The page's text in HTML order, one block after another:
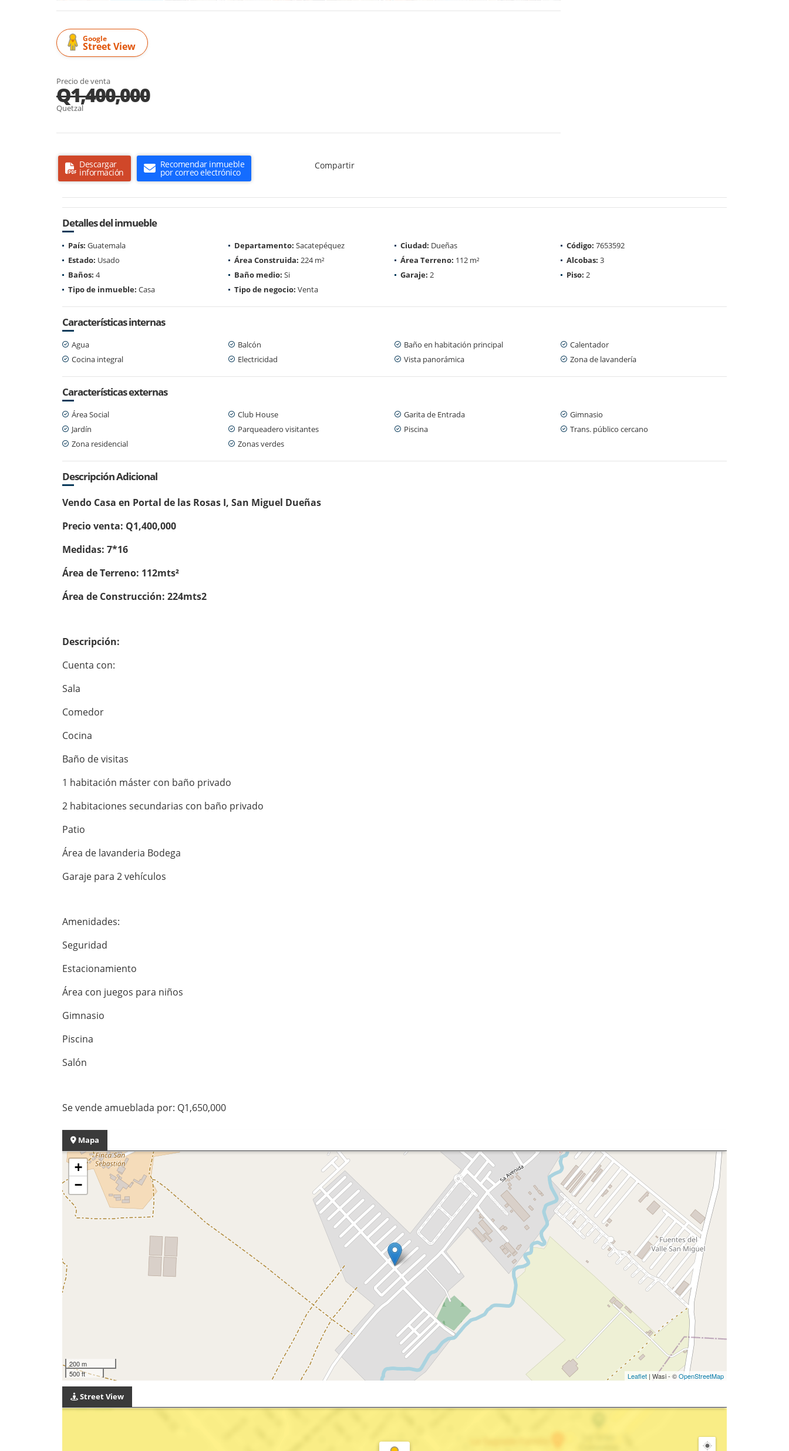
Google
Street View
Precio de venta
Q1,400,000
Quetzal
Descargar
información
Recomendar inmueble
por correo electrónico
Compartir
Detalles del inmueble
País: Guatemala Departamento: Sacatepéquez Ciudad: Dueñas Código: 7653592
Estado: Usado Área Construida: 224 m² Área Terreno: 112 m² Alcobas: 3
Baños: 4 Baño medio: Si Garaje: 2 Piso: 2
Tipo de inmueble: Casa Tipo de negocio: Venta
Características internas
Agua Balcón Baño en habitación principal
Calentador
Cocina integral
Electricidad Vista panorámica Zona de lavandería
Características externas
Área Social Club House Garita de Entrada
Gimnasio
Jardín
Parqueadero visitantes Piscina
Trans. público cercano
Zona residencial
Zonas verdes
Descripción Adicional
Vendo Casa en Portal de las Rosas I, San Miguel Dueñas
Precio venta: Q1,400,000
Medidas: 7*16
Área de Terreno: 112mts²
Área de Construcción: 224mts2
Descripción:
Cuenta con:
Sala
Comedor
Cocina
Baño de visitas
1 habitación máster con baño privado
2 habitaciones secundarias con baño privado
Patio
Área de lavanderia Bodega
Garaje para 2 vehículos
Amenidades:
Seguridad
Estacionamiento
Área con juegos para niños
Gimnasio
Piscina
Salón
Se vende amueblada por: Q1,650,000
Mapa
+
−
200 m
500 ft
Leaflet | Wasi - ©OpenStreetMap
Street View